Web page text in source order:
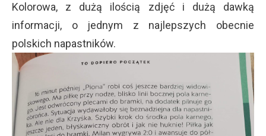
Kolorowa, z dużą ilością zdjęć i dużą dawką
informacji, o jednym z najlepszych obecnie
polskich napastników.